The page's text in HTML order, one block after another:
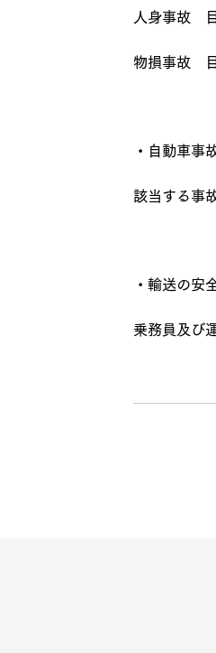
人身事故
物損事故
・自動車事
該当する事
・輸送の安
乗務員及び